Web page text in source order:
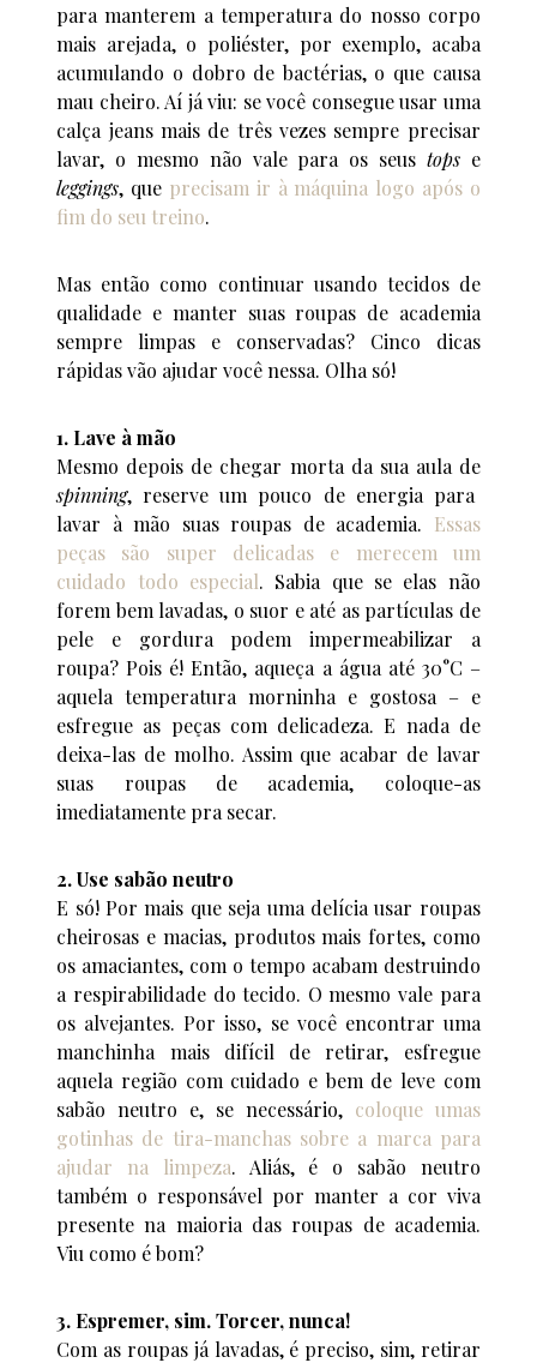
para manterem a temperatura do nosso corpo
mais arejada, o poliéster, por exemplo, acaba
acumulando o dobro de bactérias, o que causa
mau cheiro. Aí já viu: se você consegue usar uma
calça jeans mais de três vezes sempre precisar
lavar, o mesmo não vale para os seus topse
leggings, que precisam ir à máquina logo após o
fim do seu treino.
Mas então como continuar usando tecidos de
qualidade e manter suas roupas de academia
sempre limpas e conservadas? Cinco dicas
rápidas vão ajudar você nessa. Olha só!
1. Lave à mão
Mesmo depois de chegar morta da sua aula de
spinning, reserve um pouco de energia para
lavar à mão suas roupas de academia. Essas
peças são super delicadas e merecem um
cuidado todo especial. Sabia que se elas não
forem bem lavadas, o suor e até as partículas de
pele e gordura podem impermeabilizar a
roupa? Pois é! Então, aqueça a água até 30°C –
aquela temperatura morninha e gostosa – e
esfregue as peças com delicadeza. E nada de
deixa-las de molho. Assim que acabar de lavar
suas roupas de academia, coloque-as
imediatamente pra secar.
2. Use sabão neutro
E só! Por mais que seja uma delícia usar roupas
cheirosas e macias, produtos mais fortes, como
os amaciantes, com o tempo acabam destruindo
a respirabilidade do tecido. O mesmo vale para
os alvejantes. Por isso, se você encontrar uma
manchinha mais difícil de retirar, esfregue
aquela região com cuidado e bem de leve com
sabão neutro e, se necessário, coloque umas
gotinhas de tira-manchas sobre a marca para
ajudar na limpeza. Aliás, é o sabão neutro
também o responsável por manter a cor viva
presente na maioria das roupas de academia.
Viu como é bom?
3. Espremer, sim. Torcer, nunca!
Com as roupas já lavadas, é preciso, sim, retirar